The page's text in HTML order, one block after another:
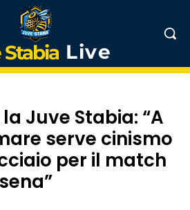
Live
Juve Stabia: “A
serve cinismo
per il match